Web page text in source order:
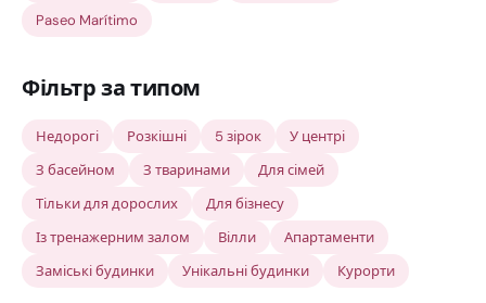
Paseo Marítimo
Фільтр за типом
Недорогі Розкішні 5 зірок
У центрі
З басейном
З тваринами
Для сімей
Тільки для дорослих
Для бізнесу
Із тренажерним залом
Вілли
Апартаменти
Заміські будинки
Унікальні будинки Курорти